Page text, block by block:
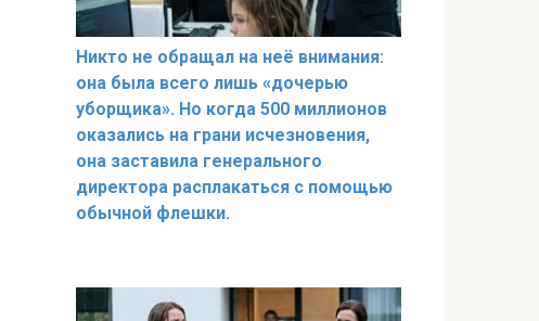
Никто не обращал на неё внимания:
она была всего лишь «дочерью
уборщика». Но когда 500 миллионов
оказались на грани исчезновения,
она заставила генерального
директора расплакаться с помощью
обычной флешки.